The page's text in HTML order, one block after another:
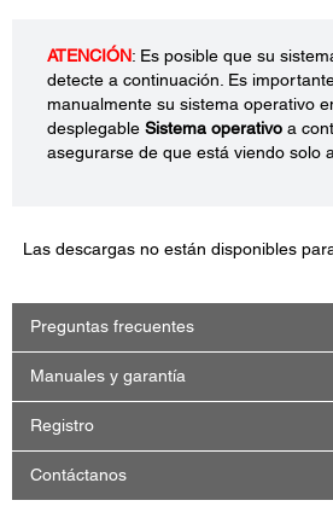
ATENCIÓN: Es posible que su
detecte a continuación. Es
manualmente su sistema operativo
desplegable Sistema operativo a
asegurarse de que está viendo solo
Las descargas no están disponibles
Preguntas frecuentes
Manuales y garantía
Registro
Contáctanos